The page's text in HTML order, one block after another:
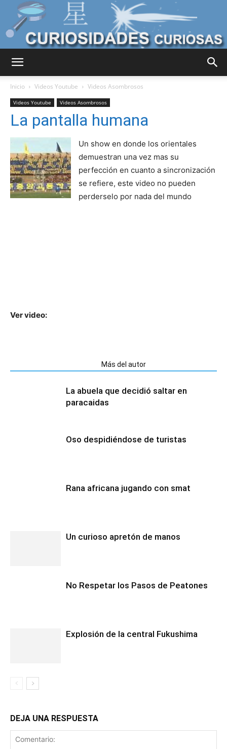
Curiosas
del
Inicio Videos Youtube Videos Asombrosos
Videos Youtube Videos Asombrosos
La pantalla humana
Un show en donde los orientales
demuestran una vez mas su
perfección en cuanto a sincronización
se refiere, este video no pueden
perderselo por nada del mundo
Ver video:
Más del autor
La abuela que decidió saltar en
paracaidas
Oso despidiéndose de turistas
Rana africana jugando con smat
Un curioso apretón de manos
No Respetar los Pasos de Peatones
Explosión de la central Fukushima
DEJA UNA RESPUESTA